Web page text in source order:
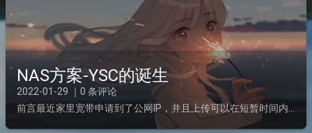
NAS方案-YSC的诞生
2022-01-29 ｜0 条评论